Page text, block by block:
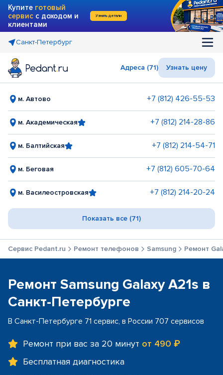
Купите готовый
сервис с доходом и
клиентами
Узнать детали
Санкт-Петербург
Адреса (71) Узнать цену
м. Автово +7 (812) 426-55-53
м. Академическая +7 (812) 214-28-86
м. Балтийская +7 (812) 214-54-71
м. Беговая +7 (812) 605-70-64
м. Василеостровская +7 (812) 214-20-24
Показать все (71)
Сервис Pedant.ru Ремонт телефонов Samsung Ремонт
Ремонт Samsung Galaxy A21s в
Санкт-Петербурге
В Санкт-Петербурге 71 сервис, в России 707 сервисов
Ремонт при вас за 20 минут от 490 ₽
Бесплатная диагностика